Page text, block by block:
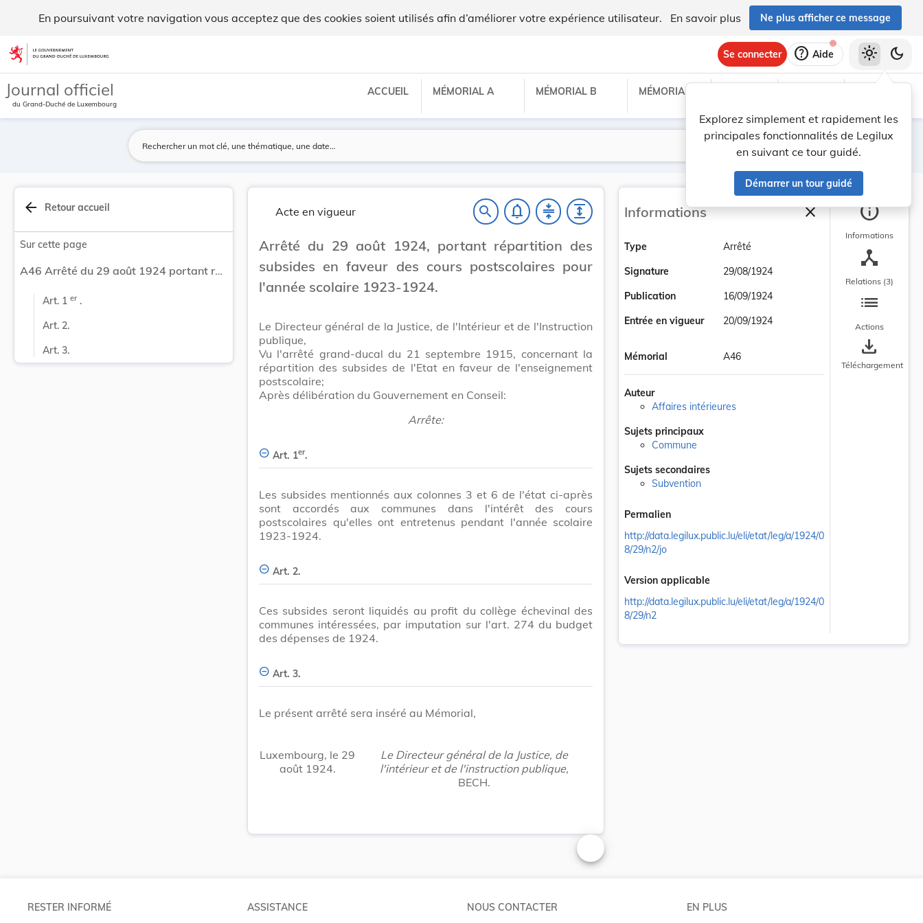
En poursuivant votre navigation vous acceptez que des cookies soient utilisés afin d’améliorer votre expérience utilisateur. En savoir plus Ne plus afficher ce message
Aller au contenu
Se connecter help Aide
Explorez simplement et rapidement les
principales fonctionnalités de Legilux
en suivant ce tour guidé.
Démarrer un tour guidé
light_mode dark_mode
Journal officiel
du Grand-Duché de Luxembourg
ACCUEIL MÉMORIAL A MÉMORIAL B MÉMORIAL C
Lancer la recherche
Filtres
arrow_back Retour accueil
Sur cette page
A46 Arrêté du 29 août 1924 portant répartition des subsides en faveur des cours postscolaires pour l'année scolaire 1923-1924.
Art. 1 er .
Art. 2.
Art. 3.
Acte en vigueur search notifications_none compress expand
Arrêté du 29 août 1924, portant répartition des
subsides en faveur des cours postscolaires pour
l'année scolaire 1923-1924.
Le Directeur général de la Justice, de l'Intérieur et de l'Instruction
publique,
Vu l'arrêté grand-ducal du 21 septembre 1915, concernant la
répartition des subsides de l'Etat en faveur de l'enseignement
postscolaire;
Après délibération du Gouvernement en Conseil:
Arrête:
Art. 1er.
Les subsides mentionnés aux colonnes 3 et 6 de l'état ci-après
sont accordés aux communes dans l'intérêt des cours
postscolaires qu'elles ont entretenus pendant l'année scolaire
1923-1924.
Art. 2.
Ces subsides seront liquidés au profit du collège échevinal des
communes intéressées, par imputation sur l'art. 274 du budget
des dépenses de 1924.
Art. 3.
Le présent arrêté sera inséré au Mémorial,
Luxembourg, le 29
août 1924.
Le Directeur général de la Justice, de
l'intérieur et de l'instruction publique,
BECH.
Changer la taille du texte
Informations closeFermer la barre
Type
Arrêté
Signature
29/08/1924
Publication
16/09/1924
Entrée en vigueur
20/09/1924
Mémorial A46
Auteur
Affaires intérieures
Sujets principaux
Commune
Sujets secondaires
Subvention
Permalien
http://data.legilux.public.lu/eli/etat/leg/a/1924/0
8/29/n2/jo
Version applicable
http://data.legilux.public.lu/eli/etat/leg/a/1924/0
8/29/n2
info
Informations
device_hub
Relations (3)
list
Actions
save_alt
Téléchargement
RESTER INFORMÉ ASSISTANCE NOUS CONTACTER EN PLUS